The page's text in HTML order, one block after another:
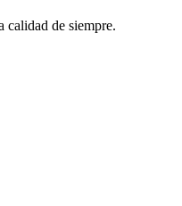
de siempre.